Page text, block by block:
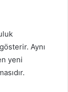
Aynı
yeni